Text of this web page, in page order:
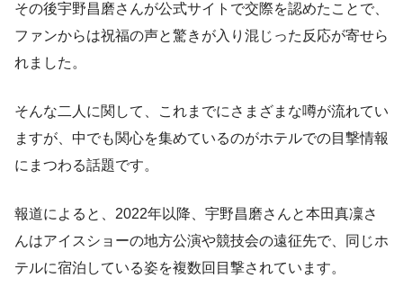
その後宇野昌磨さんが公式サイトで交際を認めたことで、
ファンからは祝福の声と驚きが入り混じった反応が寄せら
れました。
そんな二人に関して、これまでにさまざまな噂が流れてい
ますが、中でも関心を集めているのがホテルでの目撃情報
にまつわる話題です。
報道によると、2022年以降、宇野昌磨さんと本田真凜さ
んはアイスショーの地方公演や競技会の遠征先で、同じホ
テルに宿泊している姿を複数回目撃されています。